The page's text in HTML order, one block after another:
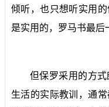
倾听，也只想听实用
是实用的，罗马书最后
但保罗采用的方
生活的实际教训，通